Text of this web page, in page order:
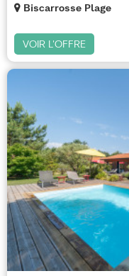
Biscarrosse Plage
VOIR L'OFFRE